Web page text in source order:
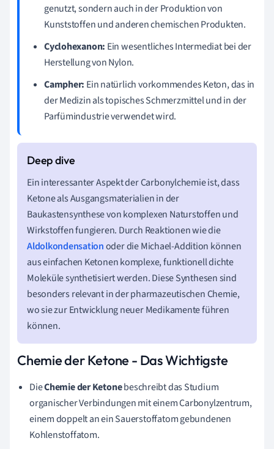
genutzt, sondern auch in der Produktion von
Kunststoffen und anderen chemischen Produkten.
Cyclohexanon: Ein wesentliches Intermediat bei der
Herstellung von Nylon.
Campher: Ein natürlich vorkommendes Keton, das in
der Medizin als topisches Schmerzmittel und in der
Parfümindustrie verwendet wird.
Ein interessanter Aspekt der Carbonylchemie ist, dass
Ketone als Ausgangsmaterialien in der
Baukastensynthese von komplexen Naturstoffen und
Wirkstoffen fungieren. Durch Reaktionen wie die
Aldolkondensationoder die Michael-Addition können
aus einfachen Ketonen komplexe, funktionell dichte
Moleküle synthetisiert werden. Diese Synthesen sind
besonders relevant in der pharmazeutischen Chemie,
wo sie zur Entwicklung neuer Medikamente führen
können.
Chemie der Ketone - Das Wichtigste
DieChemie der Ketonebeschreibt das Studium
organischer Verbindungen mit einem Carbonylzentrum,
einem doppelt an ein Sauerstoffatom gebundenen
Kohlenstoffatom.